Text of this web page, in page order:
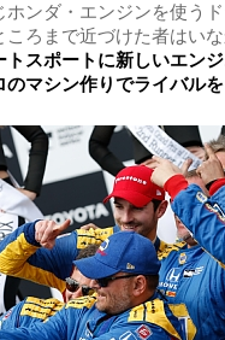
ホンダ・エンジンを使う
ろまで近づけた者はいな
トスポートに新しいエン
マシン作りでライバル